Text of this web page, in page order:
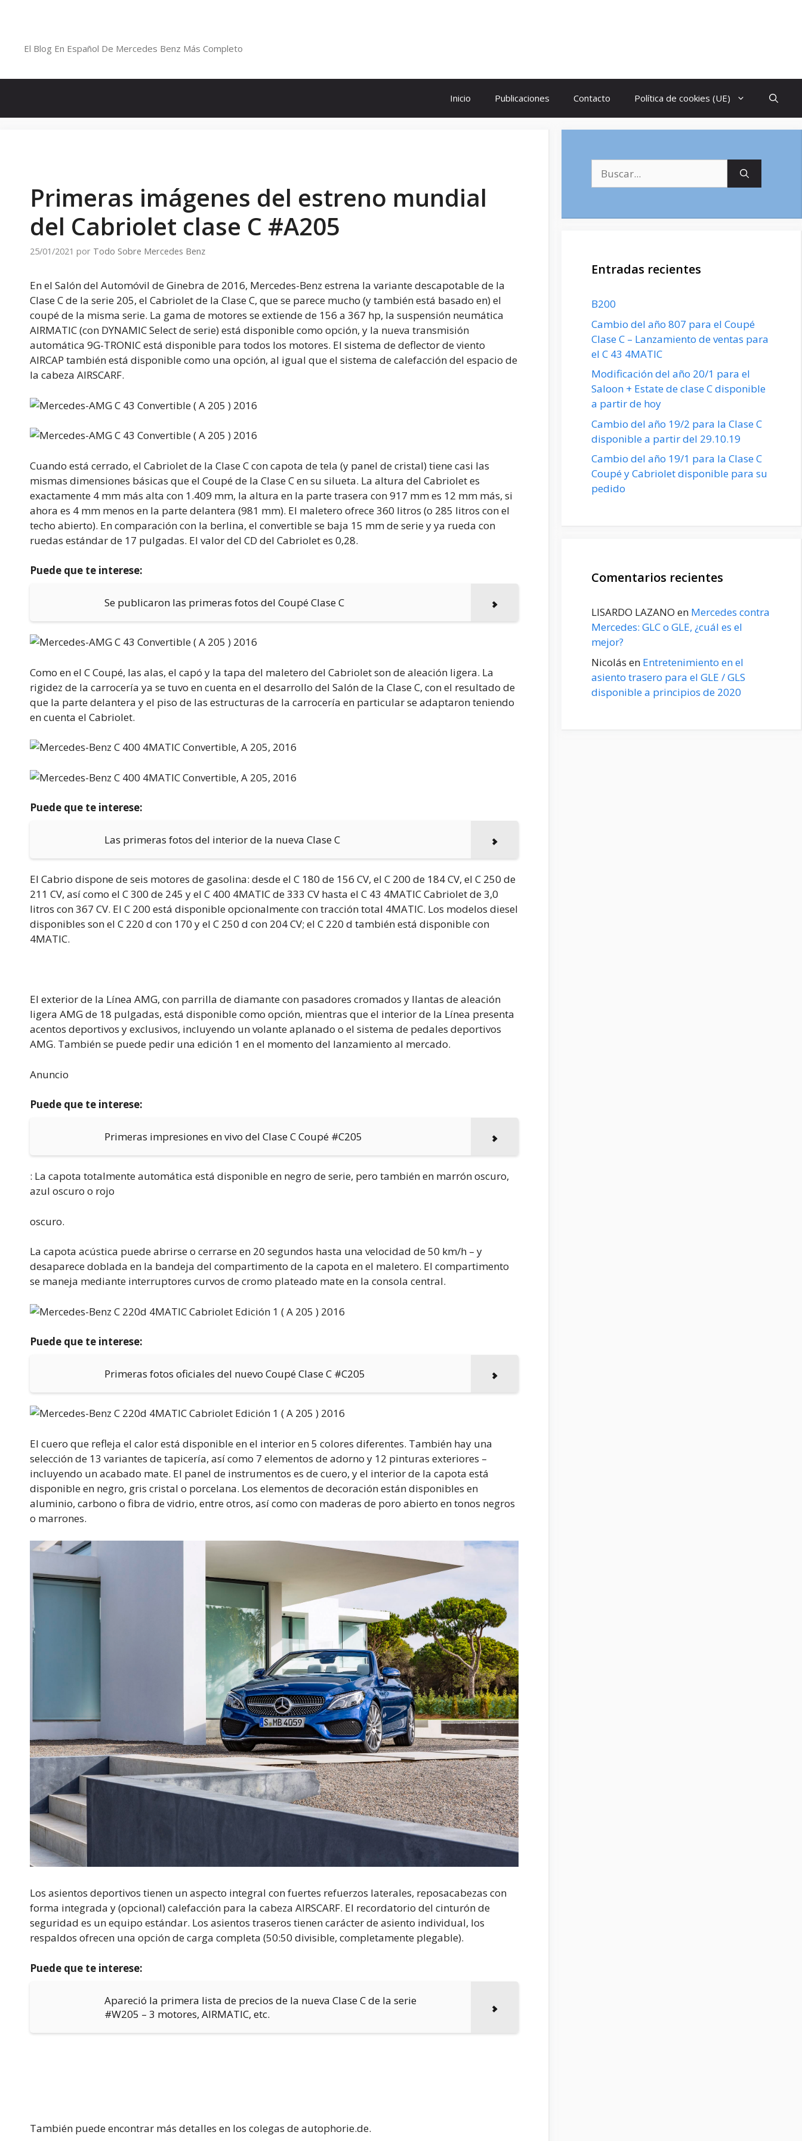
El Blog En Español De Mercedes Benz Más Completo
Inicio Publicaciones Contacto Política de cookies (UE)
Primeras imágenes del estreno mundial
del Cabriolet clase C #A205
25/01/2021 por Todo Sobre Mercedes Benz
En el Salón del Automóvil de Ginebra de 2016, Mercedes-Benz estrena la variante descapotable de la
Clase C de la serie 205, el Cabriolet de la Clase C, que se parece mucho (y también está basado en) el
coupé de la misma serie. La gama de motores se extiende de 156 a 367 hp, la suspensión neumática
AIRMATIC (con DYNAMIC Select de serie) está disponible como opción, y la nueva transmisión
automática 9G-TRONIC está disponible para todos los motores. El sistema de deflector de viento
AIRCAP también está disponible como una opción, al igual que el sistema de calefacción del espacio de
la cabeza AIRSCARF.
Cuando está cerrado, el Cabriolet de la Clase C con capota de tela (y panel de cristal) tiene casi las
mismas dimensiones básicas que el Coupé de la Clase C en su silueta. La altura del Cabriolet es
exactamente 4 mm más alta con 1.409 mm, la altura en la parte trasera con 917 mm es 12 mm más, si
ahora es 4 mm menos en la parte delantera (981 mm). El maletero ofrece 360 litros (o 285 litros con el
techo abierto). En comparación con la berlina, el convertible se baja 15 mm de serie y ya rueda con
ruedas estándar de 17 pulgadas. El valor del CD del Cabriolet es 0,28.
Puede que te interese:
Se publicaron las primeras fotos del Coupé Clase C
Como en el C Coupé, las alas, el capó y la tapa del maletero del Cabriolet son de aleación ligera. La
rigidez de la carrocería ya se tuvo en cuenta en el desarrollo del Salón de la Clase C, con el resultado de
que la parte delantera y el piso de las estructuras de la carrocería en particular se adaptaron teniendo
en cuenta el Cabriolet.
Puede que te interese:
Las primeras fotos del interior de la nueva Clase C
El Cabrio dispone de seis motores de gasolina: desde el C 180 de 156 CV, el C 200 de 184 CV, el C 250 de
211 CV, así como el C 300 de 245 y el C 400 4MATIC de 333 CV hasta el C 43 4MATIC Cabriolet de 3,0
litros con 367 CV. El C 200 está disponible opcionalmente con tracción total 4MATIC. Los modelos diesel
disponibles son el C 220 d con 170 y el C 250 d con 204 CV; el C 220 d también está disponible con
4MATIC.
El exterior de la Línea AMG, con parrilla de diamante con pasadores cromados y llantas de aleación
ligera AMG de 18 pulgadas, está disponible como opción, mientras que el interior de la Línea presenta
acentos deportivos y exclusivos, incluyendo un volante aplanado o el sistema de pedales deportivos
AMG. También se puede pedir una edición 1 en el momento del lanzamiento al mercado.
Anuncio
Puede que te interese:
Primeras impresiones en vivo del Clase C Coupé #C205
: La capota totalmente automática está disponible en negro de serie, pero también en marrón oscuro,
azul oscuro o rojo
oscuro.
La capota acústica puede abrirse o cerrarse en 20 segundos hasta una velocidad de 50 km/h – y
desaparece doblada en la bandeja del compartimento de la capota en el maletero. El compartimento
se maneja mediante interruptores curvos de cromo plateado mate en la consola central.
Puede que te interese:
Primeras fotos oficiales del nuevo Coupé Clase C #C205
El cuero que refleja el calor está disponible en el interior en 5 colores diferentes. También hay una
selección de 13 variantes de tapicería, así como 7 elementos de adorno y 12 pinturas exteriores –
incluyendo un acabado mate. El panel de instrumentos es de cuero, y el interior de la capota está
disponible en negro, gris cristal o porcelana. Los elementos de decoración están disponibles en
aluminio, carbono o fibra de vidrio, entre otros, así como con maderas de poro abierto en tonos negros
o marrones.
Los asientos deportivos tienen un aspecto integral con fuertes refuerzos laterales, reposacabezas con
forma integrada y (opcional) calefacción para la cabeza AIRSCARF. El recordatorio del cinturón de
seguridad es un equipo estándar. Los asientos traseros tienen carácter de asiento individual, los
respaldos ofrecen una opción de carga completa (50:50 divisible, completamente plegable).
Puede que te interese:
Apareció la primera lista de precios de la nueva Clase C de la serie
#W205 – 3 motores, AIRMATIC, etc.
También puede encontrar más detalles en los colegas de autophorie.de.
Entradas recientes
B200
Cambio del año 807 para el Coupé
Clase C – Lanzamiento de ventas para
el C 43 4MATIC
Modificación del año 20/1 para el
Saloon + Estate de clase C disponible
a partir de hoy
Cambio del año 19/2 para la Clase C
disponible a partir del 29.10.19
Cambio del año 19/1 para la Clase C
Coupé y Cabriolet disponible para su
pedido
Comentarios recientes
LISARDO LAZANO en Mercedes contra
Mercedes: GLC o GLE, ¿cuál es el
mejor?
Nicolás en Entretenimiento en el
asiento trasero para el GLE / GLS
disponible a principios de 2020